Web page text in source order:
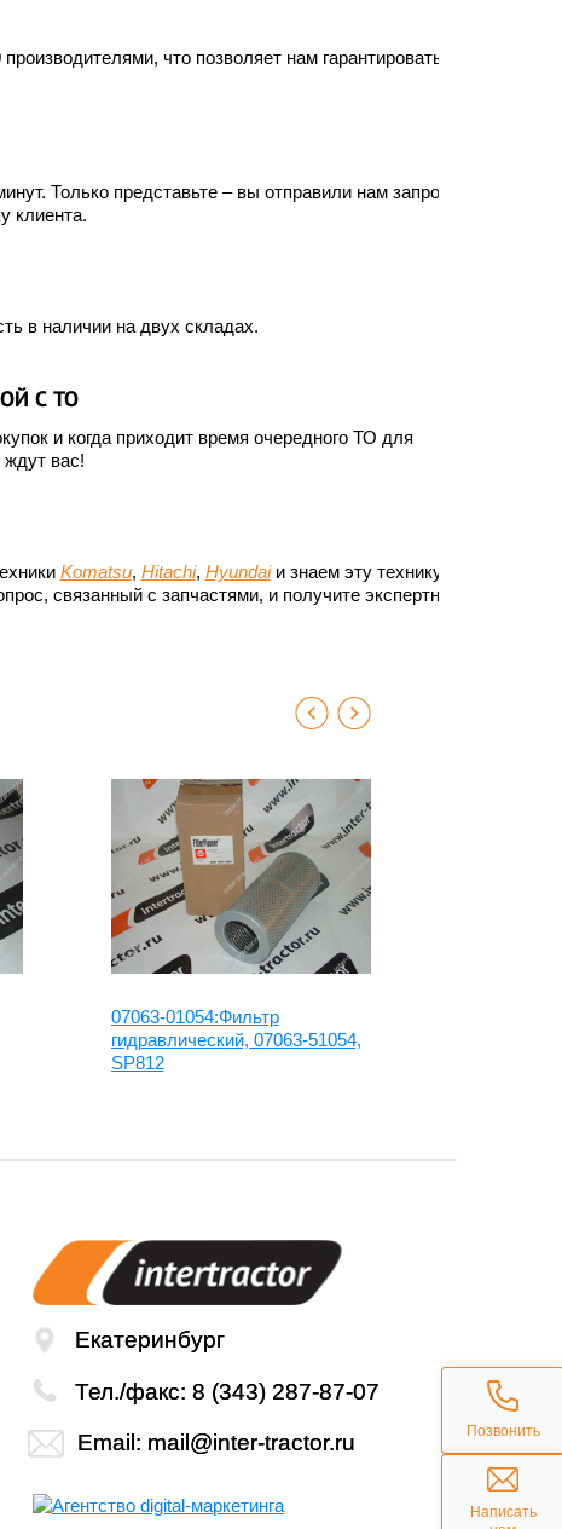
что позволяет нам гарантировать
Только представьте – вы отправили нам запрос, а
клиента.
в наличии на двух складах.
С ТО
и когда приходит время очередного ТО для
вас!
Komatsu, Hitachi, Hyundaiи знаем эту технику до
связанный с запчастями, и получите экспертный
07063-01054:Фильтр
гидравлический, 07063-51054,
SP812
Екатеринбург
Тел./факс: 8 (343) 287-87-07
Email: mail@inter-tractor.ru Позвонить
Написать